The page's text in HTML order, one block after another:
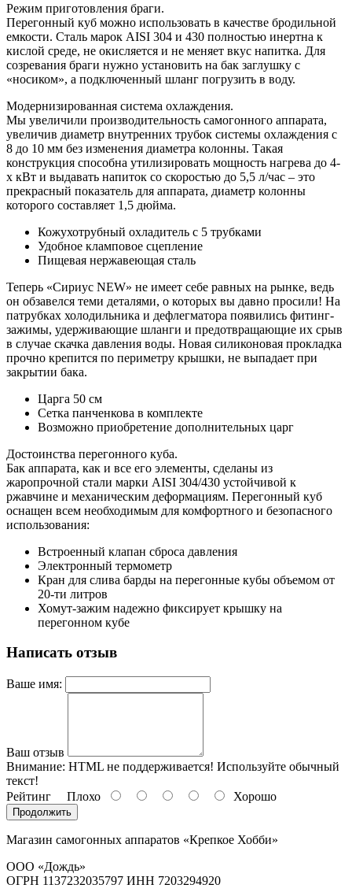
Режим приготовления браги.
Перегонный куб можно использовать в качестве бродильной
емкости. Сталь марок AISI 304 и 430 полностью инертна к
кислой среде, не окисляется и не меняет вкус напитка. Для
созревания браги нужно установить на бак заглушку с
«носиком», а подключенный шланг погрузить в воду.
Модернизированная система охлаждения.
Мы увеличили производительность самогонного аппарата,
увеличив диаметр внутренних трубок системы охлаждения с
8 до 10 мм без изменения диаметра колонны. Такая
конструкция способна утилизировать мощность нагрева до 4-
х кВт и выдавать напиток со скоростью до 5,5 л/час – это
прекрасный показатель для аппарата, диаметр колонны
которого составляет 1,5 дюйма.
Кожухотрубный охладитель с 5 трубками
Удобное кламповое сцепление
Пищевая нержавеющая сталь
Теперь «Сириус NEW» не имеет себе равных на рынке, ведь
он обзавелся теми деталями, о которых вы давно просили! На
патрубках холодильника и дефлегматора появились фитинг-
зажимы, удерживающие шланги и предотвращающие их срыв
в случае скачка давления воды. Новая силиконовая прокладка
прочно крепится по периметру крышки, не выпадает при
закрытии бака.
Царга 50 см
Сетка панченкова в комплекте
Возможно приобретение дополнительных царг
Достоинства перегонного куба.
Бак аппарата, как и все его элементы, сделаны из
жаропрочной стали марки AISI 304/430 устойчивой к
ржавчине и механическим деформациям. Перегонный куб
оснащен всем необходимым для комфортного и безопасного
использования:
Встроенный клапан сброса давления
Электронный термометр
Кран для слива барды на перегонные кубы объемом от
20-ти литров
Хомут-зажим надежно фиксирует крышку на
перегонном кубе
Написать отзыв
Ваше имя:
Ваш отзыв
Внимание: HTML не поддерживается! Используйте обычный
текст!
Рейтинг Плохо Хорошо
Продолжить
Магазин самогонных аппаратов «Крепкое Хобби»
ООО «Дождь»
ОГРН 1137232035797 ИНН 7203294920